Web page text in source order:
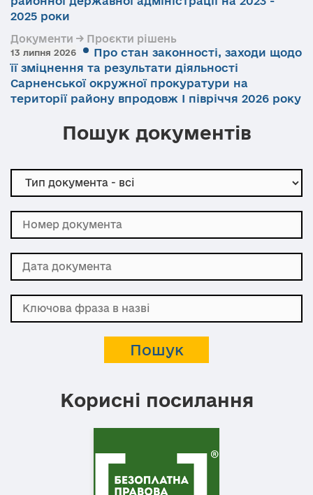
2025 роки
Документи → Проєкти рішень
13 липня 2026
Про стан законності, заходи щодо
її зміцнення та результати діяльності
Сарненської окружної прокуратури на
території району впродовж І півріччя 2026 року
Пошук документів
Корисні посилання